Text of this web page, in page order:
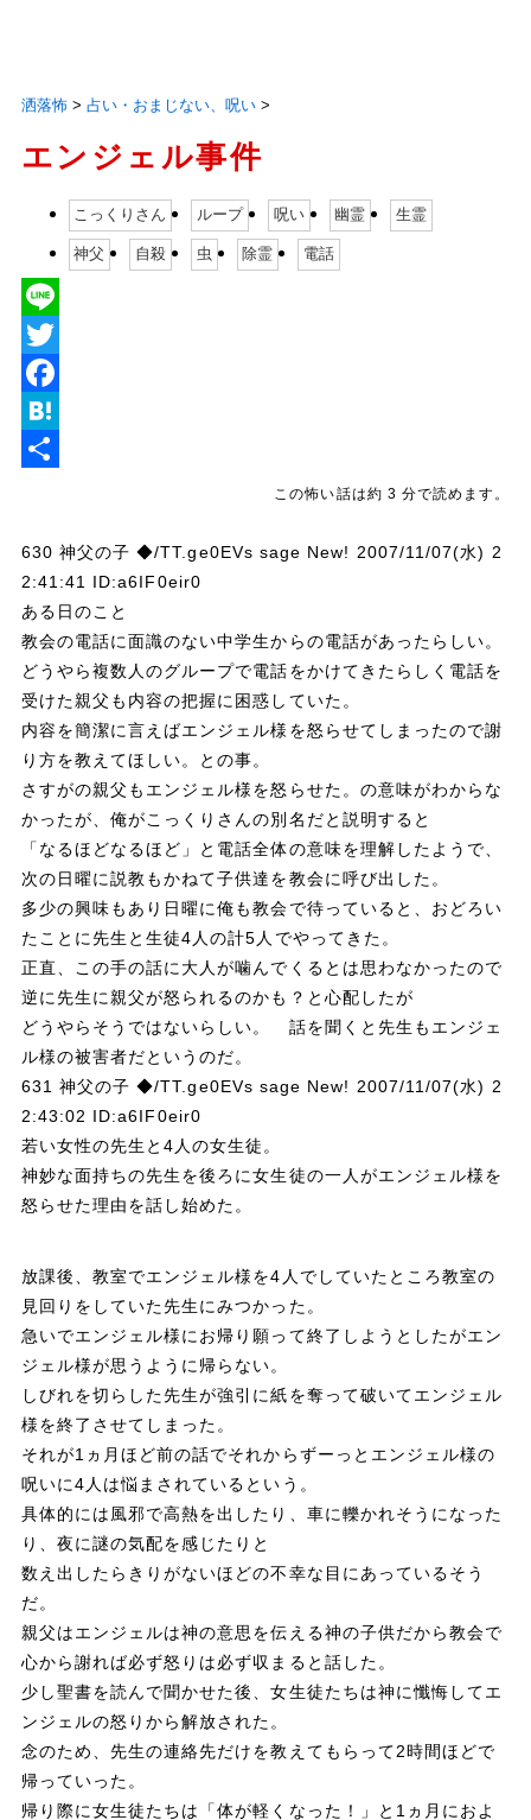
洒落怖> 占い・おまじない、呪い>
エンジェル事件
こっくりさん ループ 呪い 幽霊 生霊
神父 自殺 虫 除霊 電話
L
e
T
w
e
r
a
b
o
o
k
H
e
n
a
この怖い話は約 3 分で読めます。
630 神父の子 ◆/TT.ge0EVs sage New! 2007/11/07(水) 2
2:41:41 ID:a6IF0eir0
ある日のこと
教会の電話に面識のない中学生からの電話があったらしい。
どうやら複数人のグループで電話をかけてきたらしく電話を
受けた親父も内容の把握に困惑していた。
内容を簡潔に言えばエンジェル様を怒らせてしまったので謝
り方を教えてほしい。との事。
さすがの親父もエンジェル様を怒らせた。の意味がわからな
かったが、俺がこっくりさんの別名だと説明すると
「なるほどなるほど」と電話全体の意味を理解したようで、
次の日曜に説教もかねて子供達を教会に呼び出した。
多少の興味もあり日曜に俺も教会で待っていると、おどろい
たことに先生と生徒4人の計5人でやってきた。
正直、この手の話に大人が噛んでくるとは思わなかったので
逆に先生に親父が怒られるのかも？と心配したが
どうやらそうではないらしい。 話を聞くと先生もエンジェ
ル様の被害者だというのだ。
631 神父の子 ◆/TT.ge0EVs sage New! 2007/11/07(水) 2
2:43:02 ID:a6IF0eir0
若い女性の先生と4人の女生徒。
神妙な面持ちの先生を後ろに女生徒の一人がエンジェル様を
怒らせた理由を話し始めた。
放課後、教室でエンジェル様を4人でしていたところ教室の
見回りをしていた先生にみつかった。
急いでエンジェル様にお帰り願って終了しようとしたがエン
ジェル様が思うように帰らない。
しびれを切らした先生が強引に紙を奪って破いてエンジェル
様を終了させてしまった。
それが1ヵ月ほど前の話でそれからずーっとエンジェル様の
呪いに4人は悩まされているという。
具体的には風邪で高熱を出したり、車に轢かれそうになった
り、夜に謎の気配を感じたりと
数え出したらきりがないほどの不幸な目にあっているそう
だ。
親父はエンジェルは神の意思を伝える神の子供だから教会で
心から謝れば必ず怒りは必ず収まると話した。
少し聖書を読んで聞かせた後、女生徒たちは神に懺悔してエ
ンジェルの怒りから解放された。
念のため、先生の連絡先だけを教えてもらって2時間ほどで
帰っていった。
帰り際に女生徒たちは「体が軽くなった！」と1ヵ月におよ